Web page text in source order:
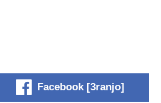
Facebook [3ranjo]